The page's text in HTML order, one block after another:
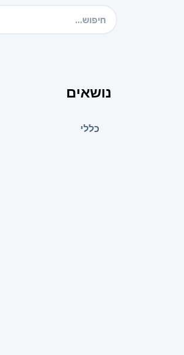
נושאים
כללי